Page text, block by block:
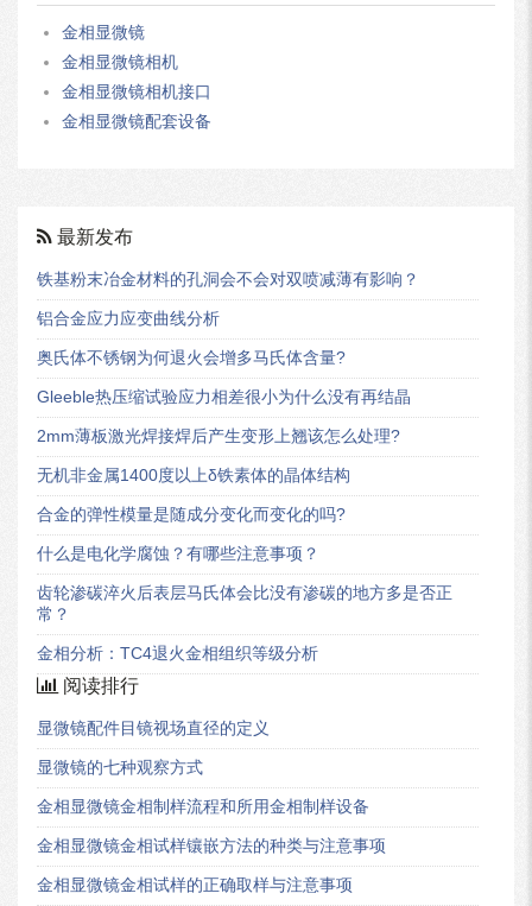
金相显微镜
金相显微镜相机
金相显微镜相机接口
金相显微镜配套设备
最新发布
铁基粉末冶金材料的孔洞会不会对双喷减薄有影响？
铝合金应力应变曲线分析
奥氏体不锈钢为何退火会增多马氏体含量?
Gleeble热压缩试验应力相差很小为什么没有再结晶
2mm薄板激光焊接焊后产生变形上翘该怎么处理?
无机非金属1400度以上δ铁素体的晶体结构
合金的弹性模量是随成分变化而变化的吗?
什么是电化学腐蚀？有哪些注意事项？
齿轮渗碳淬火后表层马氏体会比没有渗碳的地方多是否正
常？
金相分析：TC4退火金相组织等级分析
阅读排行
显微镜配件目镜视场直径的定义
显微镜的七种观察方式
金相显微镜金相制样流程和所用金相制样设备
金相显微镜金相试样镶嵌方法的种类与注意事项
金相显微镜金相试样的正确取样与注意事项